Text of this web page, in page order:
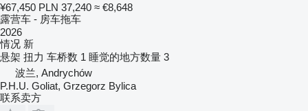
¥67,450 PLN 37,240 ≈ €8,648
露营车 - 房车拖车
2026
情况 新
悬架 扭力 车桥数 1 睡觉的地方数量 3
波兰, Andrychów
P.H.U. Goliat, Grzegorz Bylica
联系卖方